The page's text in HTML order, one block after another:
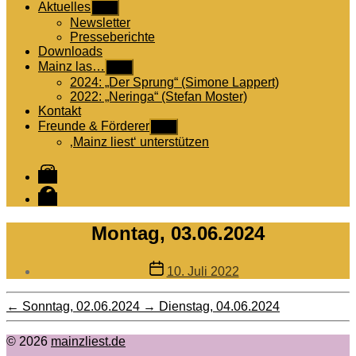
Aktuelles
anzeigen
Newsletter
Presseberichte
Downloads
Mainz las…
anzeigen
2024: „Der Sprung“ (Simone Lappert)
2022: „Neringa“ (Stefan Moster)
Kontakt
Freunde & Förderer
anzeigen
‚Mainz liest‘ unterstützen
Instagram
Facebook
Montag, 03.06.2024
Veröffentlichungsdatum
10. Juli 2022
← Sonntag, 02.06.2024 → Dienstag, 04.06.2024
© 2026 mainzliest.de